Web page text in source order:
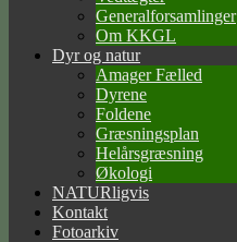
Generalforsamlinger
Om KKGL
Dyr og natur
Amager Fælled
Dyrene
Foldene
Græsningsplan
Helårsgræsning
Økologi
NATURligvis
Kontakt
Fotoarkiv